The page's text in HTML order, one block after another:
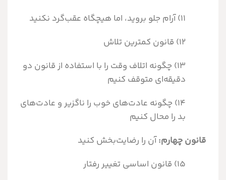
۱۱) آرام جلو بروید، اما هیچگاه عقب‌گرد نکنید
۱۲) قانون کمترین تلاش
۱۳) چگونه اتلاف وقت را با استفاده از قانون دو
دقیقه‌ای متوقف کنیم
۱۴) چگونه عادت‌های خوب را ناگزیر و عادت‌های
بد را محال کنیم
قانونچهارم:آن را رضایت‌بخش کنید
۱۵) قانون اساسی تغییر رفتار